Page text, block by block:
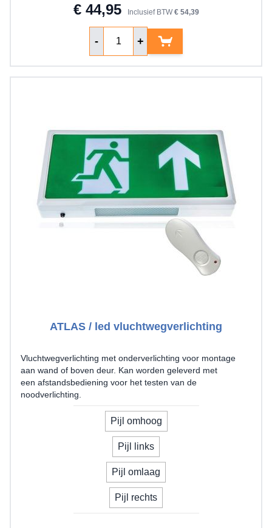
€ 44,95 Inclusief BTW € 54,39
- +
ATLAS / led vluchtwegverlichting
Vluchtwegverlichting met onderverlichting voor montage
aan wand of boven deur. Kan worden geleverd met
een afstandsbediening voor het testen van de
noodverlichting.
Uw pijlrichting
Pijl omhoog
Pijl links
Pijl omlaag
Pijl rechts